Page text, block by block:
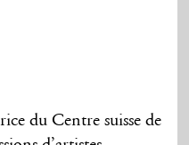
du Centre suisse de